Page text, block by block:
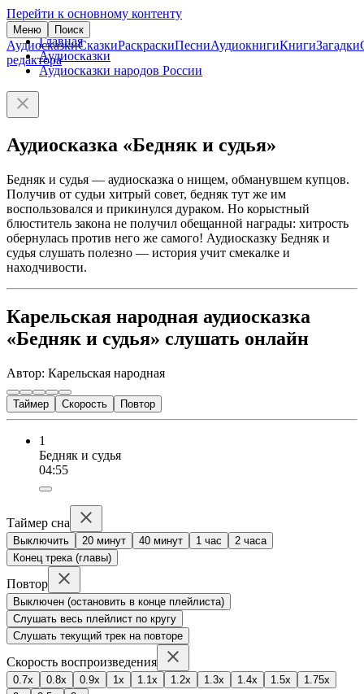
Перейти к основному контенту
Меню Поиск
АудиосказкиСказкиРаскраскиПесниАудиокнигиКнигиЗагадки
редактора
Главная
Аудиосказки
Аудиосказки народов России
Аудиосказка «Бедняк и судья»
Бедняк и судья — аудиосказка о нищем, обманувшем купцов.
Получив от судьи хитрый совет, бедняк тут же им
воспользовался и прикинулся дураком. Но корыстный
блюститель закона не получил обещанной награды: хитрость
обернулась против него же самого! Аудиосказку Бедняк и
судья слушать полезно — история учит смекалке и
находчивости.
Карельская народная аудиосказка
«Бедняк и судья» слушать онлайн
Автор: Карельская народная
Таймер Скорость Повтор
1
Бедняк и судья
04:55
Таймер сна
Выключить 20 минут 40 минут 1 час
2 часа
Конец трека (главы)
Повтор
Выключен (остановить в конце плейлиста)
Слушать весь плейлист по кругу
Слушать текущий трек на повторе
Скорость воспроизведения
0.7x 0.8x 0.9x 1x 1.1x 1.2x 1.3x 1.4x 1.5x
1.75x